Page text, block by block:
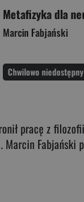
Metafizyka dla
Marcin Fabjański
Chwilowo niedostępny
pracę z